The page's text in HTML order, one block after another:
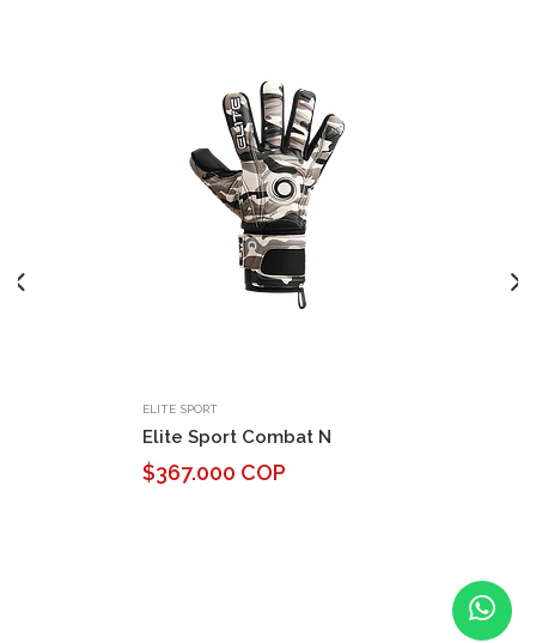
ELITE SPORT
Elite Sport Combat N
$367.000 COP